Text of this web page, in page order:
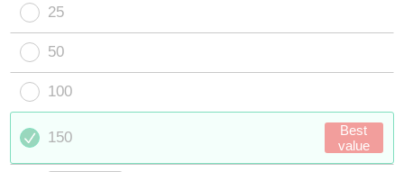
25
50
100
150
Best
value